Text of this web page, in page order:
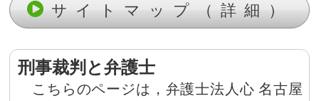
サイトマップ（詳細）
刑事裁判と弁護士
こちらのページは，弁護士法人心 名古屋